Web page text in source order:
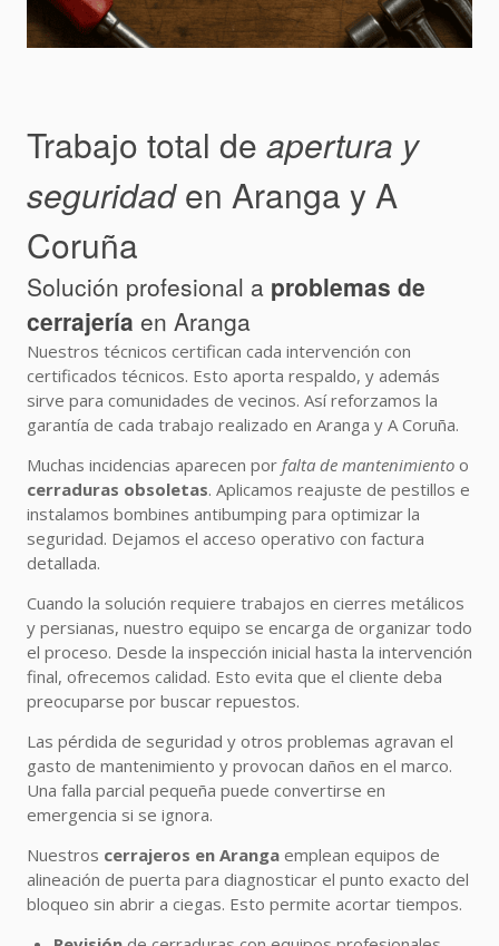
Trabajo total de apertura y
seguridaden Aranga y A
Coruña
Solución profesional a problemas de
cerrajería en Aranga
Nuestros técnicos certifican cada intervención con
certificados técnicos. Esto aporta respaldo, y además
sirve para comunidades de vecinos. Así reforzamos la
garantía de cada trabajo realizado en Aranga y A Coruña.
Muchas incidencias aparecen por falta de mantenimiento o
cerraduras obsoletas. Aplicamos reajuste de pestillos e
instalamos bombines antibumping para optimizar la
seguridad. Dejamos el acceso operativo con factura
detallada.
Cuando la solución requiere trabajos en cierres metálicos
y persianas, nuestro equipo se encarga de organizar todo
el proceso. Desde la inspección inicial hasta la intervención
final, ofrecemos calidad. Esto evita que el cliente deba
preocuparse por buscar repuestos.
Las pérdida de seguridad y otros problemas agravan el
gasto de mantenimiento y provocan daños en el marco.
Una falla parcial pequeña puede convertirse en
emergencia si se ignora.
Nuestros cerrajeros en Aranga emplean equipos de
alineación de puerta para diagnosticar el punto exacto del
bloqueo sin abrir a ciegas. Esto permite acortar tiempos.